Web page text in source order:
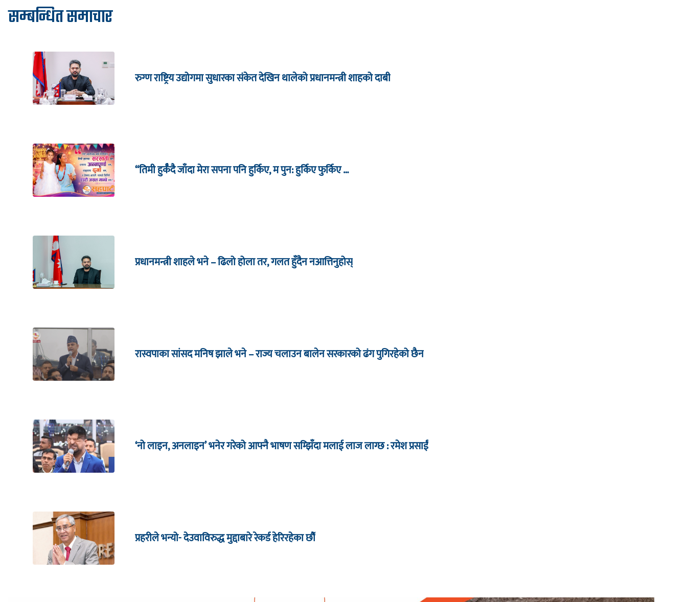
सम्बन्धित समाचार
रुग्ण राष्ट्रिय उद्योगमा सुधारका संकेत देखिन थालेको प्रधानमन्त्री शाहको दाबी
“तिमी हुर्कँदै जाँदा मेरा सपना पनि हुर्किए, म पुन: हुर्किए फुर्किए …
प्रधानमन्त्री शाहले भने – ढिलो होला तर, गलत हुँदैन नआत्तिनुहोस्
रास्वपाका सांसद मनिष झाले भने – राज्य चलाउन बालेन सरकारको ढंग पुगिरहेको छैन
‘नो लाइन, अनलाइन’ भनेर गरेको आफ्नै भाषण सम्झिँदा मलाई लाज लाग्छ : रमेश प्रसाईं
प्रहरीले भन्यो- देउवाविरुद्ध मुद्दाबारे रेकर्ड हेरिरहेका छौँ